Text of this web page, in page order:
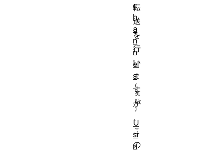
転
送
を
行
い
ま
す
が
こ
の
c
h
a
n
n
el
s
U
si
n